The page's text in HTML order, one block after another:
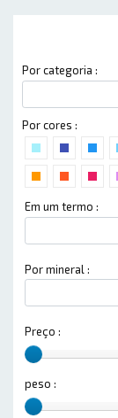
Por categoria :
Por cores :
Em um termo :
Por mineral :
Preço :
peso :